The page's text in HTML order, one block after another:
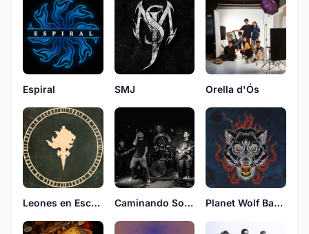
Espiral SMJ Orella d'Ós
Leones en Escocia Caminando Sobre Fuego Planet Wolf Band